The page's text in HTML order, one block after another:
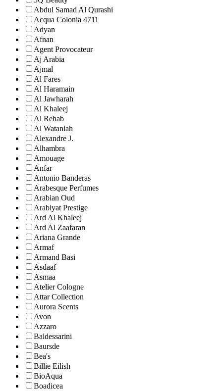
Abdul Samad Al Qurashi
Acqua Colonia 4711
Adyan
Afnan
Agent Provocateur
Aj Arabia
Ajmal
Al Fares
Al Haramain
Al Jawharah
Al Khaleej
Al Rehab
Al Wataniah
Alexandre J.
Alhambra
Amouage
Anfar
Antonio Banderas
Arabesque Perfumes
Arabian Oud
Arabiyat Prestige
Ard Al Khaleej
Ard Al Zaafaran
Ariana Grande
Armaf
Armand Basi
Asdaaf
Asmaa
Atelier Cologne
Attar Collection
Aurora Scents
Avon
Azzaro
Baldessarini
Baursde
Bea's
Billie Eilish
BioAqua
Boadicea